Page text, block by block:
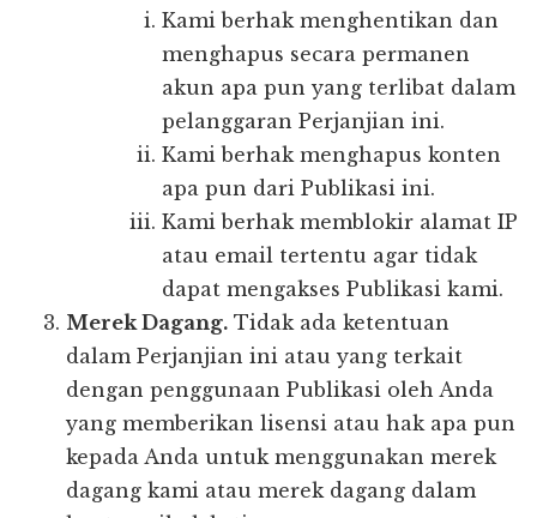
Kami berhak menghentikan dan
menghapus secara permanen
akun apa pun yang terlibat dalam
pelanggaran Perjanjian ini.
Kami berhak menghapus konten
apa pun dari Publikasi ini.
Kami berhak memblokir alamat IP
atau email tertentu agar tidak
dapat mengakses Publikasi kami.
Merek Dagang. Tidak ada ketentuan
dalam Perjanjian ini atau yang terkait
dengan penggunaan Publikasi oleh Anda
yang memberikan lisensi atau hak apa pun
kepada Anda untuk menggunakan merek
dagang kami atau merek dagang dalam